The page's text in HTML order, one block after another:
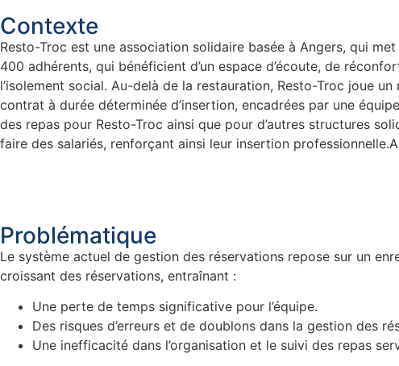
Contexte
Resto-Troc est une association solidaire basée à Angers, qui
400 adhérents, qui bénéficient d’un espace d’écoute, de
l’isolement social. Au-delà de la restauration, Resto-Troc joue
contrat à durée déterminée d’insertion, encadrées par une
des repas pour Resto-Troc ainsi que pour d’autres structures
faire des salariés, renforçant ainsi leur insertion
Problématique
Le système actuel de gestion des réservations repose sur un
croissant des réservations, entraînant :
Une perte de temps significative pour l’équipe.
Des risques d’erreurs et de doublons dans la gestion des
Une inefficacité dans l’organisation et le suivi des repas